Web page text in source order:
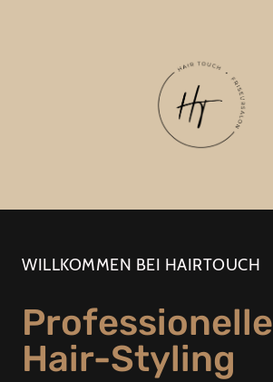
WILLKOMMEN BEI HAIRTOUCH
Hair-Styling